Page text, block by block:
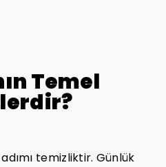
Temel
temizliktir. Günlük